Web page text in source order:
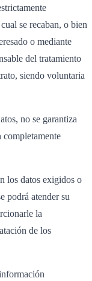
se recaban, o bien
o mediante
del tratamiento
siendo voluntaria
no se garantiza
los datos exigidos o
podrá atender su
la
de los